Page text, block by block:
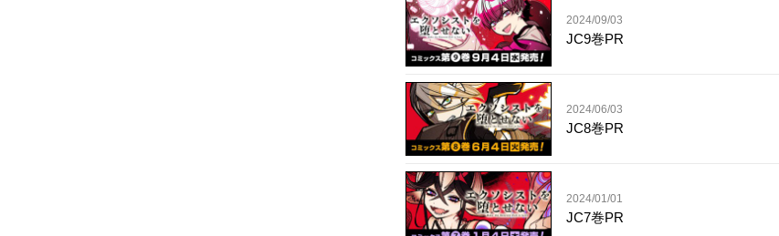
2024/09/03
JC9巻PR
2024/06/03
JC8巻PR
2024/01/01
JC7巻PR